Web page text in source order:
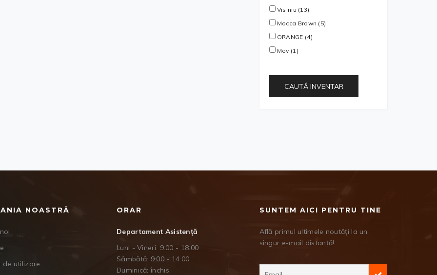
Visiniu (13)
Mocca Brown (5)
ORANGE (4)
Mov (1)
CAUTĂ INVENTAR
NOASTRĂ
de utilizare
ORAR
Departament Asistență
Luni - Vineri: 9:00 - 18:00
Sâmbătă: 9:00 - 14:00
Duminică: închis
SUNTEM AICI PENTRU TINE
Află primul ultimele noutăți la un
singur e-mail distanță!